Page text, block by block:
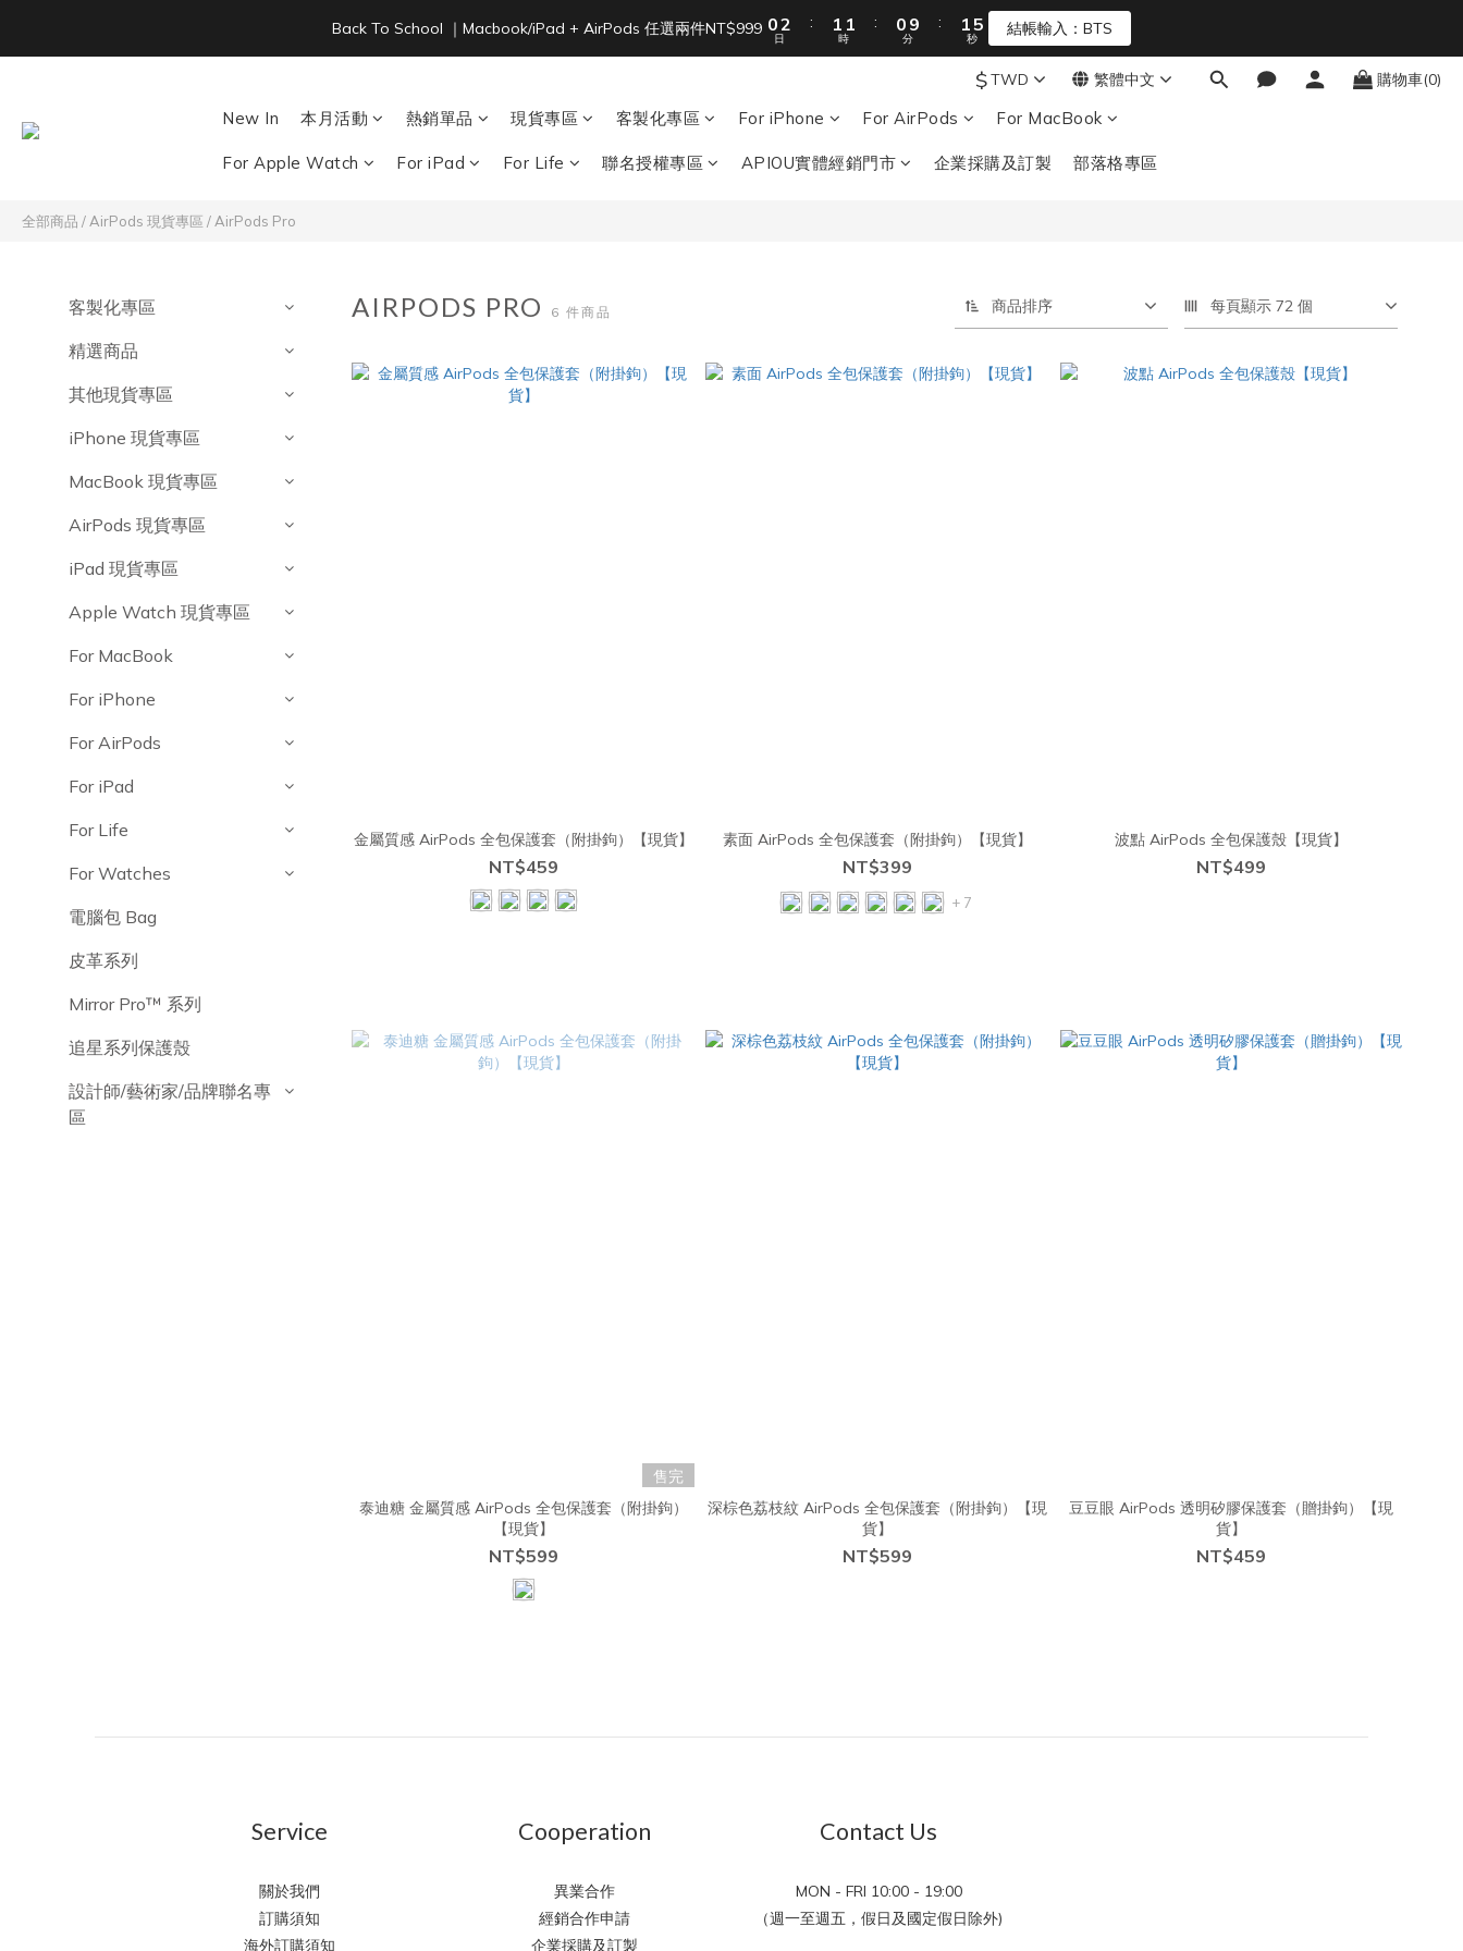
單筆滿 NT$1500 即享免運 🚚
Back To School ｜Macbook/iPad + AirPods 任選兩件NT$999 02
1
日
:
1
0
1
0
時
:
0 9
8
5
3
分
:
1
0
4
3
2
1
0
秒
結帳輸入：BTS
$TWD 繁體中文 購物車(0)
New In 本月活動 熱銷單品 現貨專區 客製化專區 For iPhone For AirPods For MacBook
For Apple Watch For iPad For Life 聯名授權專區 APIOU實體經銷門市 企業採購及訂製 部落格專區
全部商品 / AirPods 現貨專區 / AirPods Pro
客製化專區
精選商品
其他現貨專區
iPhone 現貨專區
MacBook 現貨專區
AirPods 現貨專區
iPad 現貨專區
Apple Watch 現貨專區
For MacBook
For iPhone
For AirPods
For iPad
For Life
For Watches
電腦包 Bag
皮革系列
Mirror Pro™️ 系列
追星系列保護殼
設計師/藝術家/品牌聯名專
區
AIRPODS PRO 6 件商品 商品排序 每頁顯示 72 個
金屬質感 AirPods 全包保護套（附掛鉤）【現貨】
NT$459
素面 AirPods 全包保護套（附掛鉤）【現貨】
NT$399
+ 7
波點 AirPods 全包保護殼【現貨】
NT$499
售完
泰迪糖 金屬質感 AirPods 全包保護套（附掛鉤）
【現貨】
NT$599
深棕色荔枝紋 AirPods 全包保護套（附掛鉤）【現
貨】
NT$599
豆豆眼 AirPods 透明矽膠保護套（贈掛鉤）【現
貨】
NT$459
Service
關於我們
訂購須知
海外訂購須知
Cooperation
異業合作
經銷合作申請
企業採購及訂製
Contact Us
MON - FRI 10:00 - 19:00
（週一至週五，假日及國定假日除外)